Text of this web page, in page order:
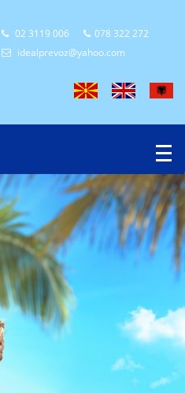
02 3119 006
078 322 272
idealprevoz@yahoo.com